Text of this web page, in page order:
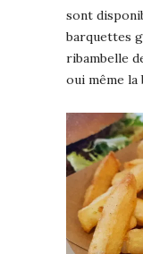
sont
barquettes
ribambelle
oui même